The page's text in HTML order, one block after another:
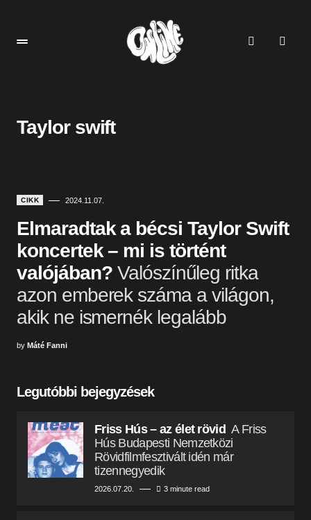
Taylor swift
CIKK 2024.11.07.
Elmaradtak a bécsi Taylor Swift
koncertek – mi is történt
valójában? Valószínűleg ritka
azon emberek száma a világon,
akik ne ismernék legalább
by Máté Fanni
Legutóbbi bejegyzések
Friss Hús – az élet rövid A Friss
Hús Budapesti Nemzetközi
Rövidfilmfesztivált idén már
tizennegyedik
2026.07.20. 3 minute read